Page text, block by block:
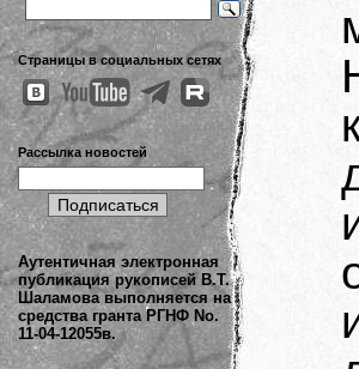
Страницы в социальных сетях
Рассылка новостей
Аутентичная электронная
публикация рукописей В.Т.
Шаламова выполняется на
средства гранта РГНФ No.
11-04-12055в.